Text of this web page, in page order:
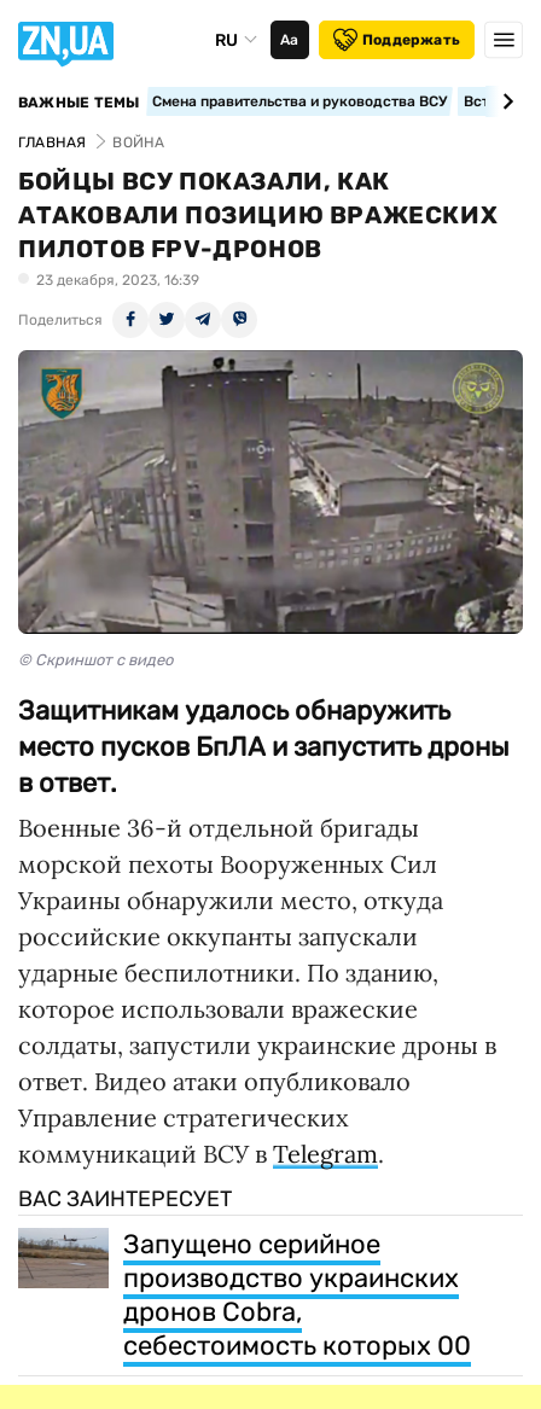
RU Аа Поддержать
ВАЖНЫЕ ТЕМЫ Смена правительства и руководства ВСУ
ГЛАВНАЯ ВОЙНА
БОЙЦЫ ВСУ ПОКАЗАЛИ, КАК
АТАКОВАЛИ ПОЗИЦИЮ ВРАЖЕСКИХ
ПИЛОТОВ FPV-ДРОНОВ
23 декабря, 2023, 16:39
Поделиться
© Скриншот с видео
Защитникам удалось обнаружить
место пусков БпЛА и запустить дроны
в ответ.
Военные 36-й отдельной бригады
морской пехоты Вооруженных Сил
Украины обнаружили место, откуда
российские оккупанты запускали
ударные беспилотники. По зданию,
которое использовали вражеские
солдаты, запустили украинские дроны в
ответ. Видео атаки опубликовало
Управление стратегических
коммуникаций ВСУ в Telegram.
ВАС ЗАИНТЕРЕСУЕТ
Запущено серийное
производство украинских
дронов Cobra,
себестоимость которых 00